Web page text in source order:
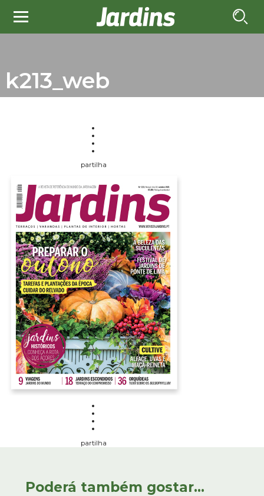
k213_web
partilha
partilha
Poderá também gostar...